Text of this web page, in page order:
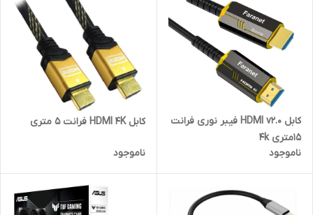
کابل HDMI v2.0 فیبر نوری فرانت
15متری 4k
ناموجود
کابل HDMI 4K فرانت 5 متری
ناموجود